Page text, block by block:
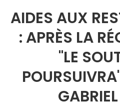
AIDES AUX
: APRÈS LA
"LE